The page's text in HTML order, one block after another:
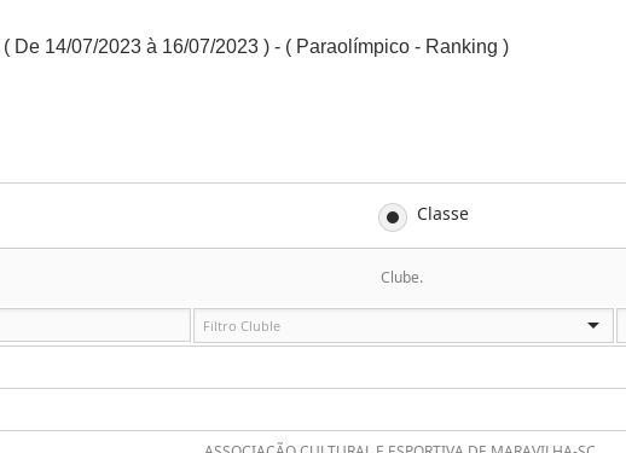
De 14/07/2023 à 16/07/2023 ) - ( Paraolímpico - Ranking )
Classe
Clube.